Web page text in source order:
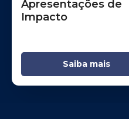
Apresentações de
Impacto
Saiba mais